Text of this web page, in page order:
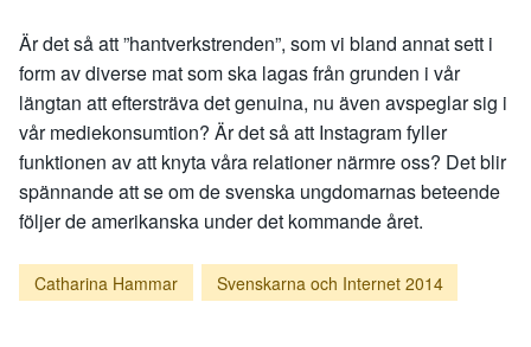
Är det så att ”hantverkstrenden”, som vi bland annat sett i
form av diverse mat som ska lagas från grunden i vår
längtan att eftersträva det genuina, nu även avspeglar sig i
vår mediekonsumtion? Är det så att Instagram fyller
funktionen av att knyta våra relationer närmre oss? Det blir
spännande att se om de svenska ungdomarnas beteende
följer de amerikanska under det kommande året.
Catharina Hammar Svenskarna och Internet 2014